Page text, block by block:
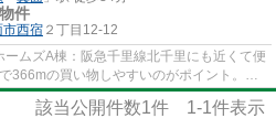
件
市西宿 ２丁目12-12
ームズA棟：阪急千里線北千里にも近くて便
366mの買い物しやすいのがポイント。上
ーター付きの...
該当公開件数1件 1-1件表示